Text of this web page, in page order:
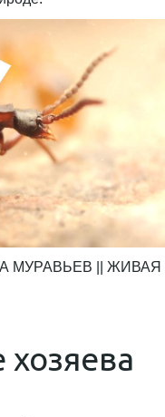
МУРАВЬЕВ || ЖИВАЯ